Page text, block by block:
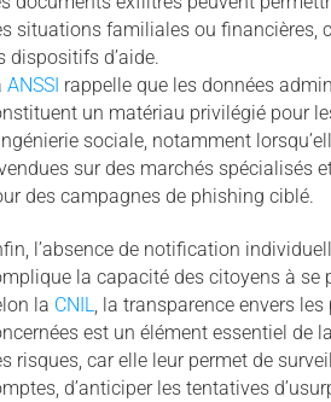
situations familiales ou financières,
dispositifs d’aide.
ANSSI rappelle que les données
un matériau privilégié pour
sociale, notamment
sur des marchés spécialisés
des campagnes de phishing ciblé.
l’absence de notification
la capacité des citoyens à se
la CNIL, la transparence envers les
est un élément essentiel de
risques, car elle leur permet de
d’anticiper les tentatives